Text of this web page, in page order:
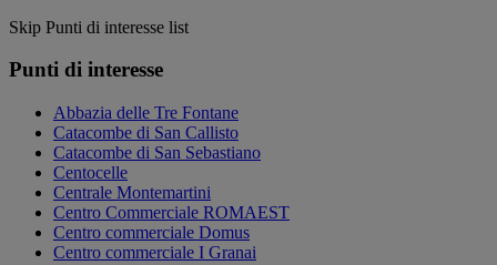
Skip Punti di interesse list
Punti di interesse
Abbazia delle Tre Fontane
Catacombe di San Callisto
Catacombe di San Sebastiano
Centocelle
Centrale Montemartini
Centro Commerciale ROMAEST
Centro commerciale Domus
Centro commerciale I Granai